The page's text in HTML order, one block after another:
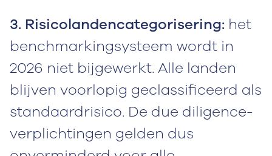
3. Risicolandencategorisering: het
benchmarkingsysteem wordt in
2026 niet bijgewerkt. Alle landen
blijven voorlopig geclassificeerd als
standaardrisico. De due diligence-
verplichtingen gelden dus